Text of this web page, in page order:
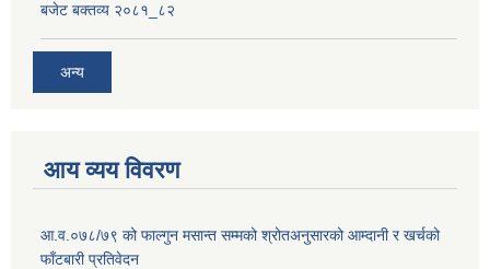
बजेट बक्तव्य २०८१_८२
अन्य
आय व्यय विवरण
आ.व.०७८/७९ को फाल्गुन मसान्त सम्मको श्रोतअनुसारको आम्दानी र खर्चको
फाँटबारी प्रतिवेदन